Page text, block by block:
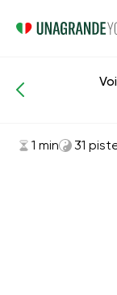
Asanat ja
1 min 31